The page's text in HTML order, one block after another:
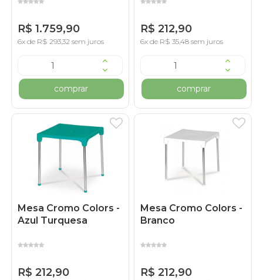
R$ 1.759,90
6x de R$ 293,32 sem juros
comprar
R$ 212,90
6x de R$ 35,48 sem juros
comprar
Mesa Cromo Colors -
Azul Turquesa
R$ 212,90
Mesa Cromo Colors -
Branco
R$ 212,90